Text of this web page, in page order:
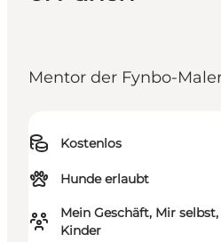
Mentor der Fynbo-
Kostenlos
Hunde erlaubt
Mein Geschäft, Mir
Kinder